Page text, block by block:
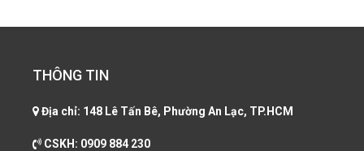
THÔNG TIN
Địa chỉ: 148 Lê Tấn Bê, Phường An Lạc, TP.HCM
CSKH: 0909 884 230